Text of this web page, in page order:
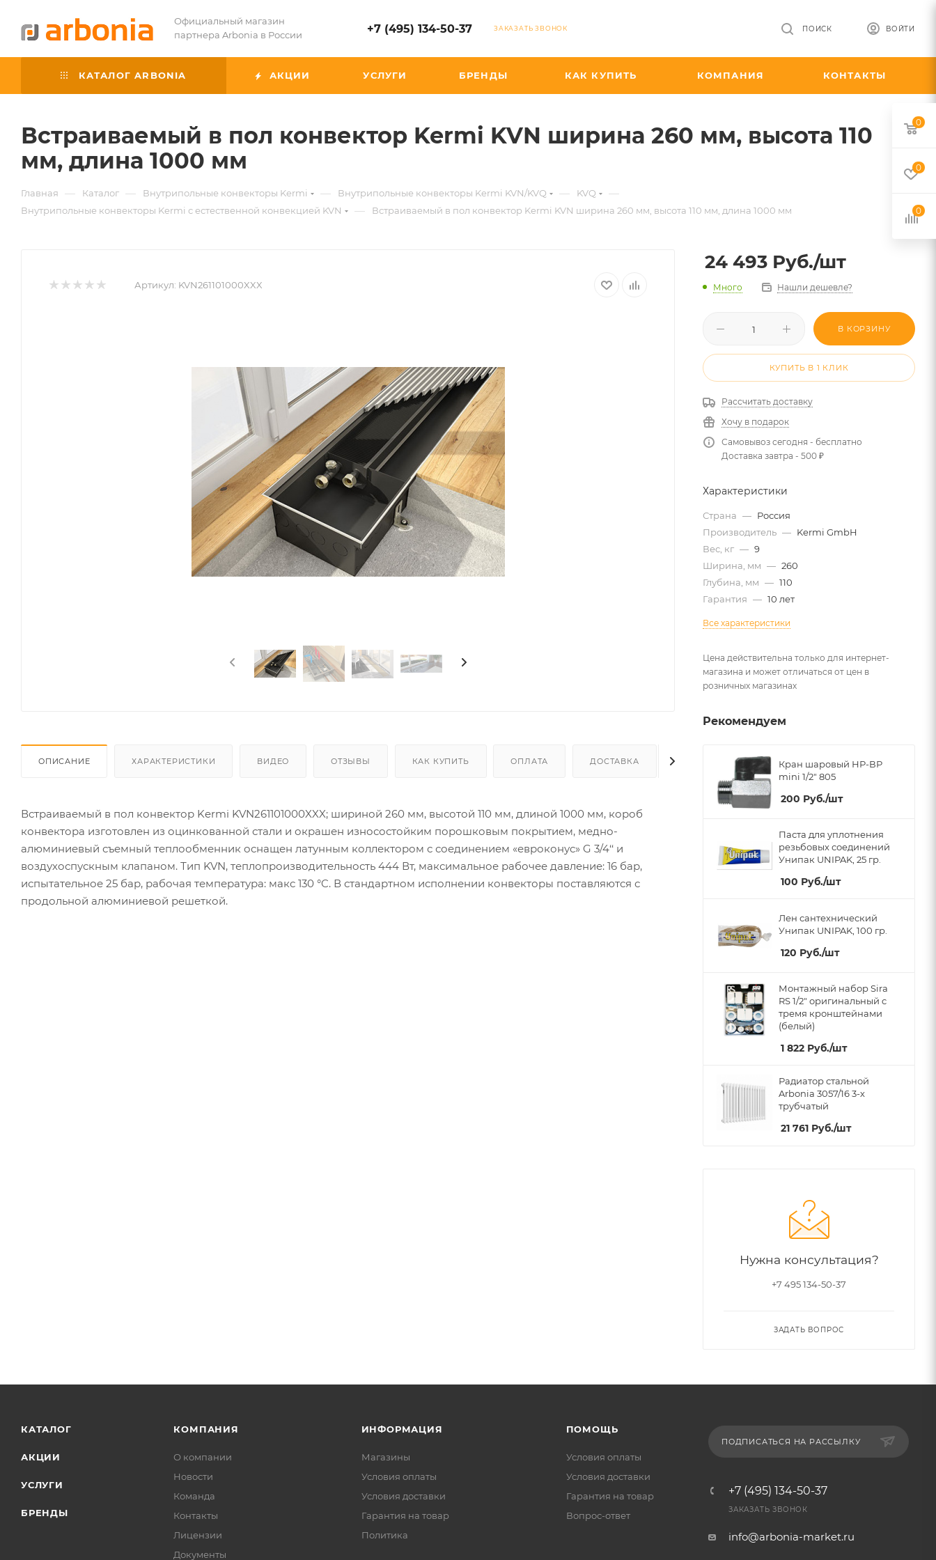
Официальный магазин
партнера Arbonia в России
+7 (495) 134-50-37 ЗАКАЗАТЬ ЗВОНОК ВОЙТИ
ПОИСК
КАТАЛОГ ARBONIA АКЦИИ УСЛУГИ БРЕНДЫ КАК КУПИТЬ КОМПАНИЯ КОНТАКТЫ
Встраиваемый в пол конвектор Kermi KVN ширина 260 мм, высота 110
мм, длина 1000 мм
Главная — Каталог — Внутрипольные конвекторы Kermi — Внутрипольные конвекторы Kermi KVN/KVQ — KVQ —
Внутрипольные конвекторы Kermi с естественной конвекцией KVN — Встраиваемый в пол конвектор Kermi KVN ширина 260 мм, высота 110 мм, длина 1000 мм
Артикул: KVN261101000XXX
ОПИСАНИЕ ХАРАКТЕРИСТИКИ ВИДЕО ОТЗЫВЫ КАК КУПИТЬ ОПЛАТА ДОСТАВКА ДОПОЛНИТЕЛЬНО
Встраиваемый в пол конвектор Kermi KVN261101000XXX; шириной 260 мм, высотой 110 мм, длиной 1000 мм, короб
конвектора изготовлен из оцинкованной стали и окрашен износостойким порошковым покрытием, медно-
алюминиевый съемный теплообменник оснащен латунным коллектором с соединением «евроконус» G 3/4‘‘ и
воздухоспускным клапаном. Тип KVN, теплопроизводительность 444 Вт, максимальное рабочее давление: 16 бар,
испытательное 25 бар, рабочая температура: макс 130 °C. В стандартном исполнении конвекторы поставляются с
продольной алюминиевой решеткой.
24 493 Руб./шт
Много Нашли дешевле?
В КОРЗИНУ
КУПИТЬ В 1 КЛИК
Рассчитать доставку
Хочу в подарок
Самовывоз сегодня - бесплатно
Доставка завтра - 500 ₽
Характеристики
Страна — Россия
Производитель — Kermi GmbH
Вес, кг — 9
Ширина, мм — 260
Глубина, мм — 110
Гарантия — 10 лет
Все характеристики
Цена действительна только для интернет-
магазина и может отличаться от цен в
розничных магазинах
Рекомендуем
Кран шаровый НР-ВР
mini 1/2" 805
200 Руб./шт
Паста для уплотнения
резьбовых соединений
Унипак UNIPAK, 25 гр.
100 Руб./шт
Лен сантехнический
Унипак UNIPAK, 100 гр.
120 Руб./шт
Монтажный набор Sira
RS 1/2" оригинальный c
тремя кронштейнами
(белый)
1 822 Руб./шт
Радиатор стальной
Arbonia 3057/16 3-х
трубчатый
21 761 Руб./шт
Нужна консультация?
+7 495 134-50-37
ЗАДАТЬ ВОПРОС
КАТАЛОГ
АКЦИИ
УСЛУГИ
БРЕНДЫ
КОМПАНИЯ
О компании
Новости
Команда
Контакты
Лицензии
Документы
ИНФОРМАЦИЯ
Магазины
Условия оплаты
Условия доставки
Гарантия на товар
Политика
ПОМОЩЬ
Условия оплаты
Условия доставки
Гарантия на товар
Вопрос-ответ
ПОДПИСАТЬСЯ НА РАССЫЛКУ
+7 (495) 134-50-37
ЗАКАЗАТЬ ЗВОНОК
info@arbonia-market.ru
0
0
0